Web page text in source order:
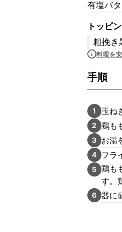
有塩バ
トッピ
粗挽き
料理を
手順
1 玉ね
2 鶏も
3 お湯
4 フラ
5 鶏も
す。
6 器に